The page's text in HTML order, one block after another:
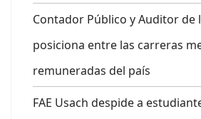
Contador Público y Auditor de
posiciona entre las carreras
remuneradas del país
FAE Usach despide a